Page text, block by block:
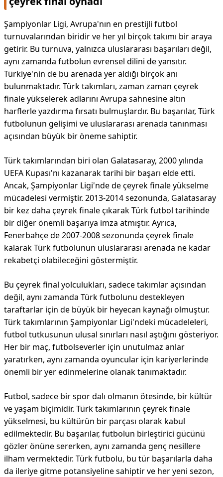
Şampiyonlar Ligi, Avrupa'nın en prestijli futbol
turnuvalarından biridir ve her yıl birçok takımı bir araya
getirir. Bu turnuva, yalnızca uluslararası başarıları değil,
aynı zamanda futbolun evrensel dilini de yansıtır.
Türkiye'nin de bu arenada yer aldığı birçok anı
bulunmaktadır. Türk takımları, zaman zaman çeyrek
finale yükselerek adlarını Avrupa sahnesine altın
harflerle yazdırma fırsatı bulmuşlardır. Bu başarılar, Türk
futbolunun gelişimi ve uluslararası arenada tanınması
açısından büyük bir öneme sahiptir.
Türk takımlarından biri olan Galatasaray, 2000 yılında
UEFA Kupası'nı kazanarak tarihi bir başarı elde etti.
Ancak, Şampiyonlar Ligi'nde de çeyrek finale yükselme
mücadelesi vermiştir. 2013-2014 sezonunda, Galatasaray
bir kez daha çeyrek finale çıkarak Türk futbol tarihinde
bir diğer önemli başarıya imza atmıştır. Ayrıca,
Fenerbahçe de 2007-2008 sezonunda çeyrek finale
kalarak Türk futbolunun uluslararası arenada ne kadar
rekabetçi olabileceğini göstermiştir.
Bu çeyrek final yolculukları, sadece takımlar açısından
değil, aynı zamanda Türk futbolunu destekleyen
taraftarlar için de büyük bir heyecan kaynağı olmuştur.
Türk takımlarının Şampiyonlar Ligi'ndeki mücadeleleri,
futbol tutkusunun ulusal sınırları nasıl aştığını gösteriyor.
Her bir maç, futbolseverler için unutulmaz anlar
yaratırken, aynı zamanda oyuncular için kariyerlerinde
önemli bir yer edinmelerine olanak tanımaktadır.
Futbol, sadece bir spor dalı olmanın ötesinde, bir kültür
ve yaşam biçimidir. Türk takımlarının çeyrek finale
yükselmesi, bu kültürün bir parçası olarak kabul
edilmektedir. Bu başarılar, futbolun birleştirici gücünü
gözler önüne sererken, aynı zamanda genç nesillere
ilham vermektedir. Türk futbolu, bu tür başarılarla daha
da ileriye gitme potansiyeline sahiptir ve her yeni sezon,